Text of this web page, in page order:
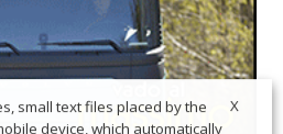
X
small text files placed by the
device, which automatically